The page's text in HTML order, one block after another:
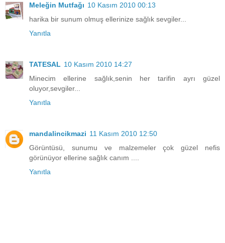
Meleğin Mutfağı 10 Kasım 2010 00:13
harika bir sunum olmuş ellerinize sağlık sevgiler...
Yanıtla
TATESAL 10 Kasım 2010 14:27
Minecim ellerine sağlık,senin her tarifin ayrı güzel
oluyor,sevgiler...
Yanıtla
mandalincikmazi 11 Kasım 2010 12:50
Görüntüsü, sunumu ve malzemeler çok güzel nefis
görünüyor ellerine sağlık canım ....
Yanıtla